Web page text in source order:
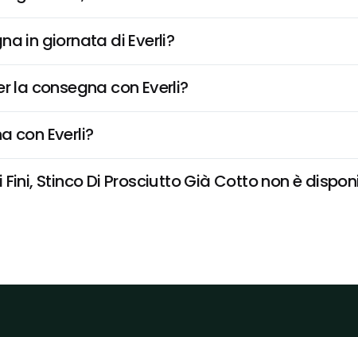
in giornata di Everli?
la consegna con Everli?
con Everli?
Stinco Di Prosciutto Già Cotto non è